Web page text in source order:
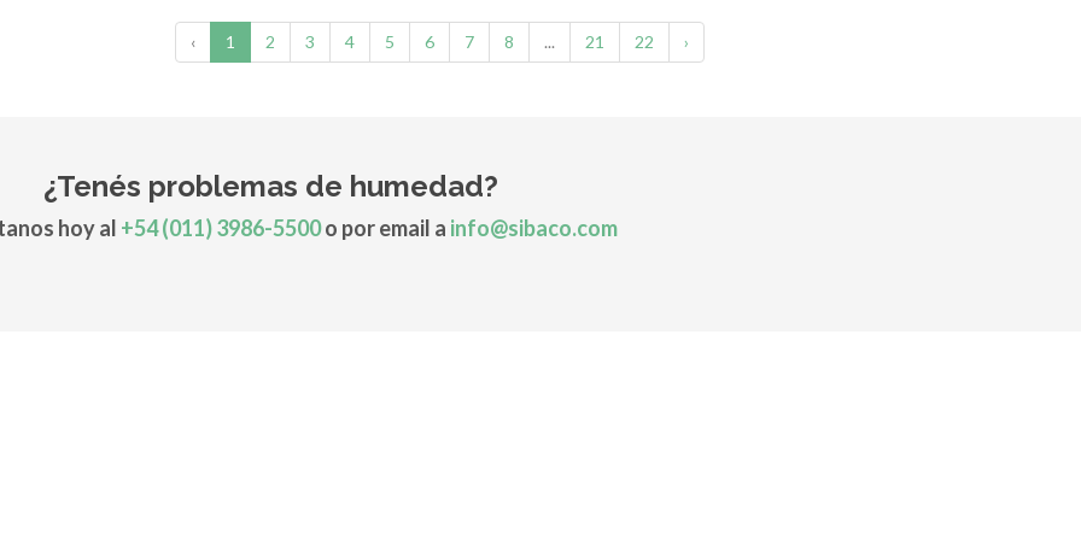
‹ 1 2 3 4 5 6 7 8 ... 21 22 ›
¿Tenés problemas de humedad?
hoy al +54 (011) 3986-5500o por email a info@sibaco.com